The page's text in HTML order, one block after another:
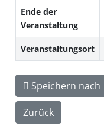
Ende der
Veranstaltung
Veranstaltungsort
Speichern nach
Zurück